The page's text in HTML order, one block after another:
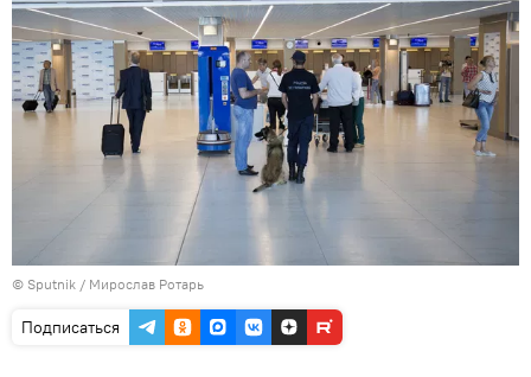
© Sputnik / Мирослав Ротарь
Подписаться